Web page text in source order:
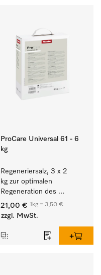
ProCare Universal 61 - 6
kg
Regeneriersalz, 3 x 2
kg zur optimalen
Regeneration des
internen Enthärters.
21,00 € 1kg = 3,50 €
zzgl. MwSt.